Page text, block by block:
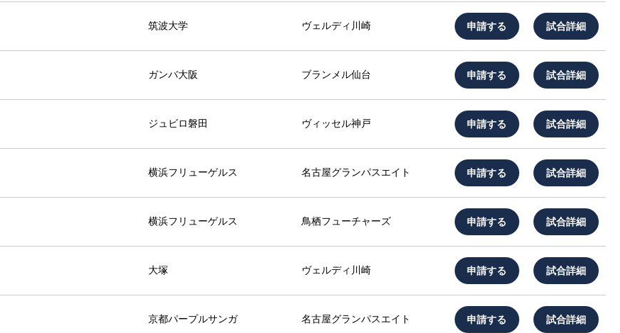
筑波大学 ヴェルディ川崎 申請する 試合詳細
ガンバ大阪 ブランメル仙台 申請する 試合詳細
ジュビロ磐田 ヴィッセル神戸 申請する 試合詳細
横浜フリューゲルス 名古屋グランパスエイト 申請する 試合詳細
横浜フリューゲルス 鳥栖フューチャーズ 申請する 試合詳細
大塚 ヴェルディ川崎 申請する 試合詳細
京都パープルサンガ 名古屋グランパスエイト 申請する 試合詳細